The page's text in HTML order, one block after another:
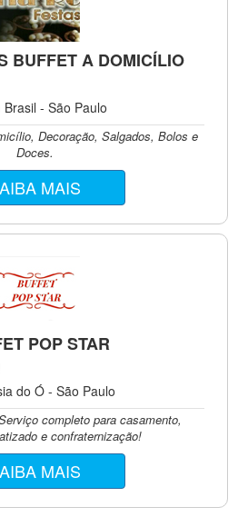
BUFFET A DOMICÍLIO
Brasil - São Paulo
Decoração, Salgados, Bolos e
Doces.
MAIS
POP STAR
do Ó - São Paulo
completo para casamento,
e confraternização!
MAIS